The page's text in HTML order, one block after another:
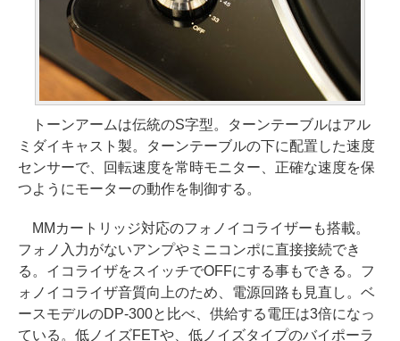
トーンアームは伝統のS字型。ターンテーブルはアル
ミダイキャスト製。ターンテーブルの下に配置した速度
センサーで、回転速度を常時モニター、正確な速度を保
つようにモーターの動作を制御する。
MMカートリッジ対応のフォノイコライザーも搭載。
フォノ入力がないアンプやミニコンポに直接接続でき
る。イコライザをスイッチでOFFにする事もできる。フ
ォノイコライザ音質向上のため、電源回路も見直し。ベ
ースモデルのDP-300と比べ、供給する電圧は3倍になっ
ている。低ノイズFETや、低ノイズタイプのバイポーラ